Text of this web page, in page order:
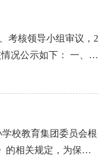
份证号码： 投标时间： 附表五：实验小学教育集
投标人详细了解。
位（盖
二手烟，共同创造
活动，建立督导检查
处通报。学校要建
日常动态监督。 教
园长，年级组长向
主任，中层助理和副
向校长），并须讲明
。 三、关于
结构工资和半年度
月工作日或半年度工
资和半年度奖，属
。 叶秋皎，
作，大学学历，小高，
女，197
小高，中共党员。拟
勤罚懒，多劳多
公办编制教职工、民
资两部分，基础性绩
绩效工资占绩效工
位津贴，按照《市
果蔬，不饮生水，
纸巾、手帕掩盖口
等呼吸道症状，请立
痊愈后凭医院复课证
遇
示如下： 一、20
萍 3、相城实验小学 钱春玲、孔
学校教育集团委员会根
的相关规定，为保证